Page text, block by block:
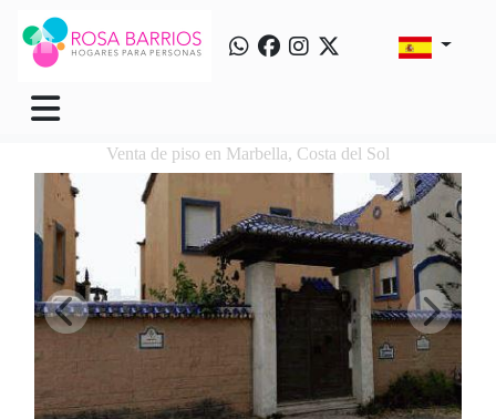
Venta de piso en Marbella, Costa del Sol